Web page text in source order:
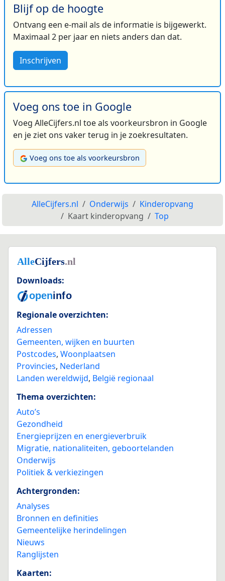
Blijf op de hoogte
Ontvang een e-mail als de informatie is bijgewerkt.
Maximaal 2 per jaar en niets anders dan dat.
Inschrijven
Voeg ons toe in Google
Voeg AlleCijfers.nl toe als voorkeursbron in Google
en je ziet ons vaker terug in je zoekresultaten.
Voeg ons toe als voorkeursbron
AlleCijfers.nl Onderwijs
Kinderopvang
Kaart kinderopvang
Top
Downloads:
Regionale overzichten:
Adressen
Gemeenten, wijken en buurten
Postcodes, Woonplaatsen
Provincies, Nederland
Landen wereldwijd, België regionaal
Thema overzichten:
Auto’s
Gezondheid
Energieprijzen en energieverbruik
Migratie, nationaliteiten, geboortelanden
Onderwijs
Politiek & verkiezingen
Achtergronden:
Analyses
Bronnen en definities
Gemeentelijke herindelingen
Nieuws
Ranglijsten
Kaarten: